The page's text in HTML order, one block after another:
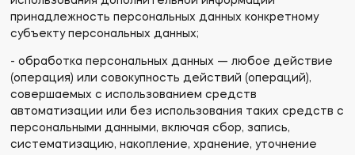
принадлежность персональных данных конкретному
субъекту персональных данных;
- обработка персональных данных — любое действие
(операция) или совокупность действий (операций),
совершаемых с использованием средств
автоматизации или без использования таких средств с
персональными данными, включая сбор, запись,
систематизацию, накопление, хранение, уточнение